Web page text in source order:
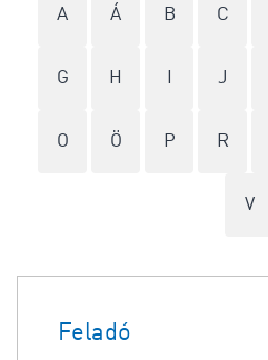
A Á B C
G H J
O Ö P R
V
Feladó